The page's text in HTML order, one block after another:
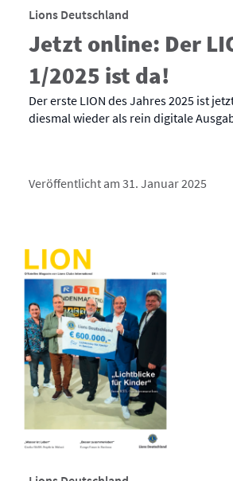
Lions Deutschland
Jetzt online: Der
1/2025 ist da!
Der erste LION des Jahres 2025 ist
diesmal wieder als rein digitale
Veröffentlicht am 31. Januar 2025